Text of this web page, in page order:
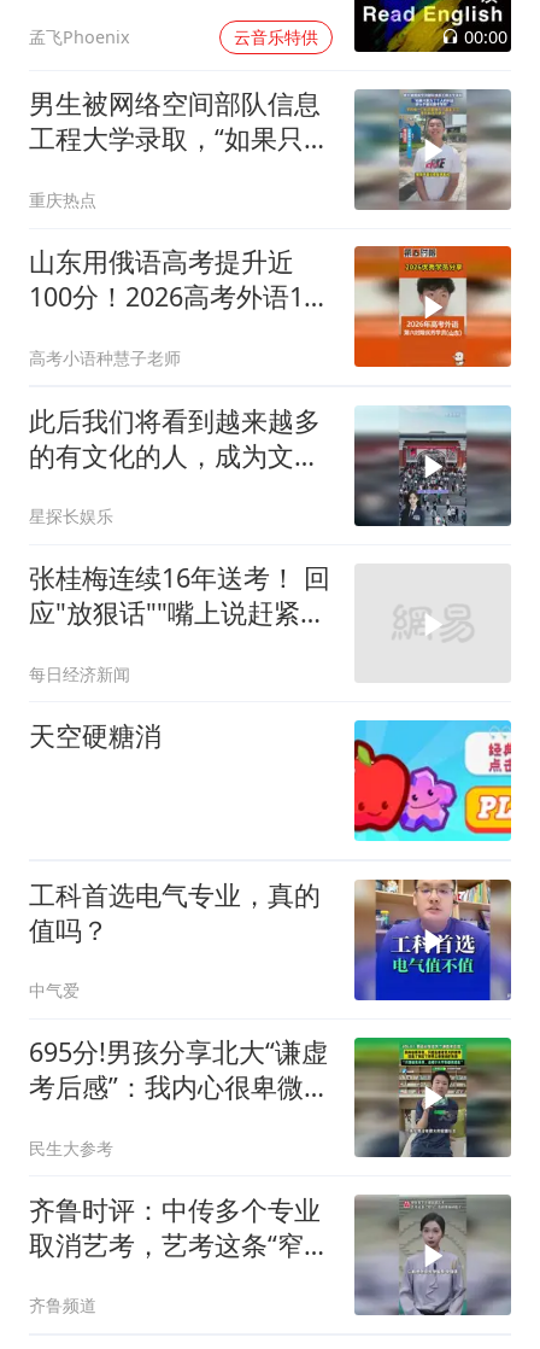
孟飞Phoenix 云音乐特供 00:00
男生被网络空间部队信息
工程大学录取，“如果只是
议报考军校”
重庆热点
山东用俄语高考提升近
100分！2026高考外语121
高考小语种慧子老师
此后我们将看到越来越多
的有文化的人，成为文化
星探长娱乐
张桂梅连续16年送考！ 回
应"放狠话""嘴上说赶紧走
空的"
每日经济新闻
天空硬糖消
工科首选电气专业，真的
值吗？
中气爱
695分!男孩分享北大“谦虚
考后感”：我内心很卑微，
民生大参考
齐鲁时评：中传多个专业
取消艺考，艺考这条“窄
齐鲁频道